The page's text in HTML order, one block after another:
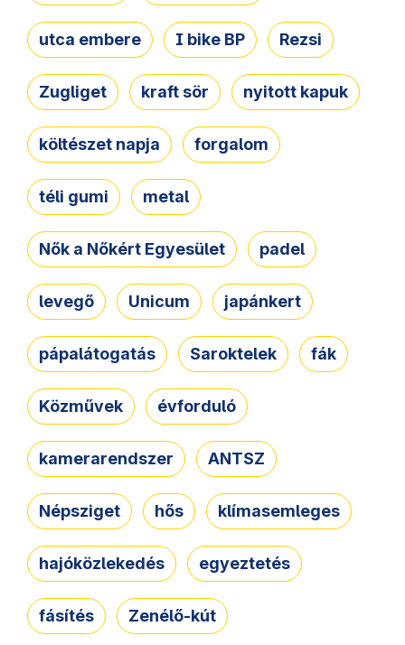
utca embere I bike BP Rezsi
Zugliget kraft sör nyitott kapuk
költészet napja forgalom
téli gumi metal
Nők a Nőkért Egyesület padel
levegő Unicum japánkert
pápalátogatás Saroktelek fák
Közművek évforduló
kamerarendszer ANTSZ
Népsziget hős klímasemleges
hajóközlekedés egyeztetés
fásítés Zenélő-kút